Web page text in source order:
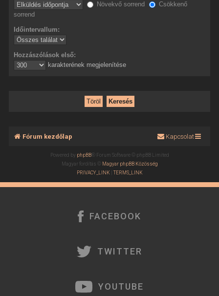
Növekvő sorrend
Csökkenő
sorrend
Időintervallum:
Hozzászólások első:
karakterének megjelenítése
Fórum kezdőlap Kapcsolat
Powered by phpBB® Forum Software © phpBB Limited
Magyar fordítás © Magyar phpBB Közösség
PRIVACY_LINK|TERMS_LINK
FACEBOOK
TWITTER
YOUTUBE